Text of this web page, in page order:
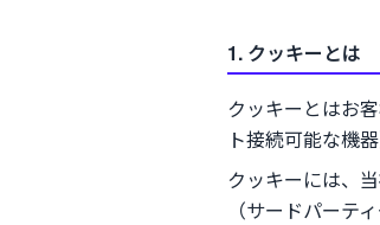
1. クッキーとは
クッキーとはお
ト接続可能な機
クッキーには、
（サードパーテ